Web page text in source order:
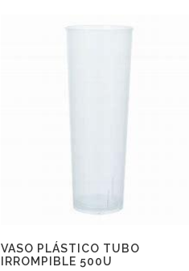
VASO PLÁSTICO TUBO
IRROMPIBLE 500U